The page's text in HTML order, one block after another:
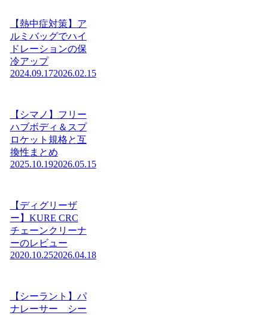
【熱中症対策】ア
ルミバッグでハイ
ドレーションの保
冷アップ
2024.09.172026.02.15
【シマノ】フリー
ハブボディ＆スプ
ロケット規格と互
換性まとめ
2025.10.192026.05.15
【ディグリーザ
ー】KURE CRC
チェーンクリーナ
ーのレビュー
2020.10.252026.04.18
【シーラント】パ
ナレーサー シー